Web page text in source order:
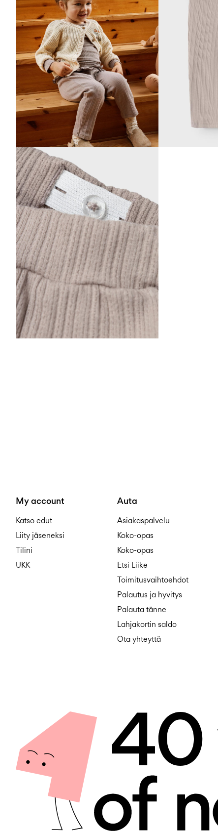
My account
Katso edut
Liity jäseneksi
Tilini
UKK
Auta
Asiakaspalvelu
Koko-opas
Koko-opas
Etsi Liike
Toimitusvaihtoehdot
Palautus ja hyvitys
Palauta tänne
Lahjakortin saldo
Ota yhteyttä